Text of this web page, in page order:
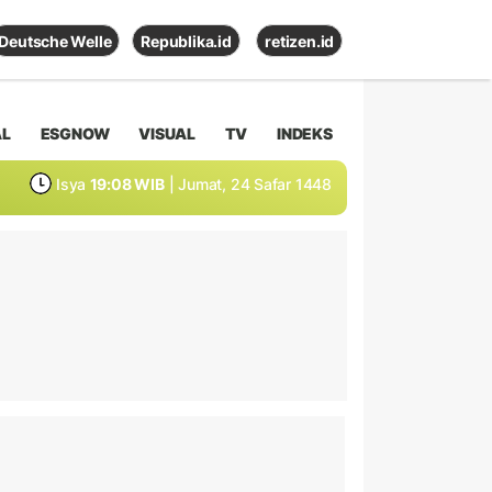
Deutsche Welle Republika.id retizen.id
ESGNOW VISUAL TV INDEKS
Isya 19:08 WIB | Jumat, 24 Safar 1448